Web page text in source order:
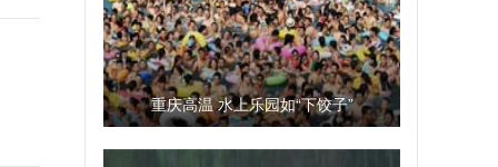
重庆高温 水上乐园如“下饺子”